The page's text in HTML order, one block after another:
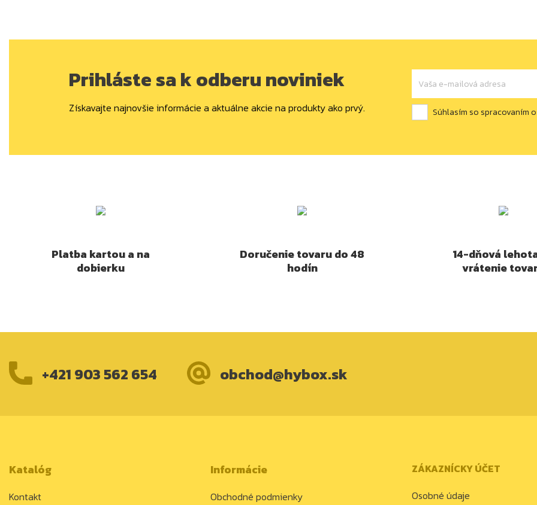
Prihláste sa k odberu noviniek
Získavajte najnovšie informácie a aktuálne akcie na produkty ako prvý. Súhlasím so spracovaním
Platba kartou a na
dobierku
Doručenie tovaru do 48
hodín
14-dňová
vrátenie
+421 903 562 654 obchod@hybox.sk
Katalóg
Kontakt
Informácie
Obchodné podmienky
ZÁKAZNÍCKY ÚČET
Osobné údaje